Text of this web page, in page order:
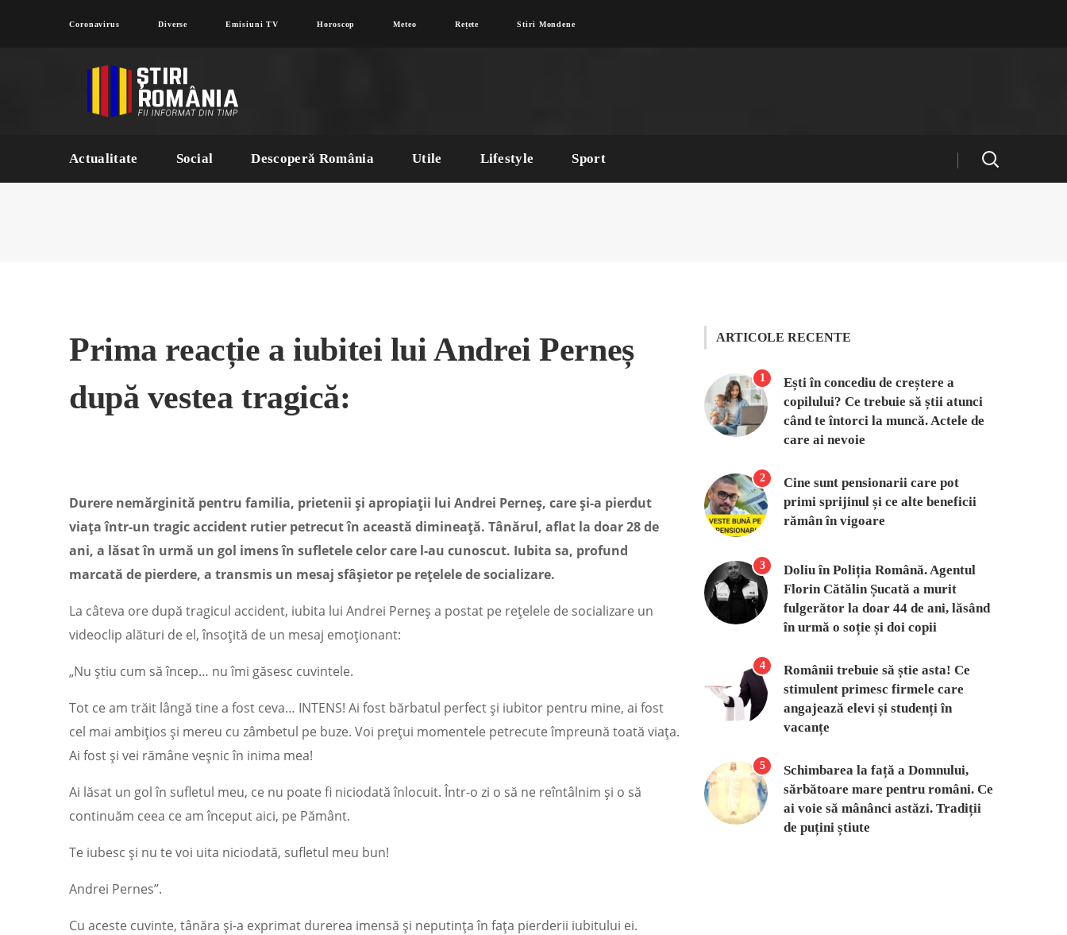
Coronavirus Diverse Emisiuni TV Horoscop Meteo Rețete Stiri Mondene
Actualitate Social Descoperă România Utile Lifestyle Sport
Prima reacție a iubitei lui Andrei Perneș
după vestea tragică:
Durere nemărginită pentru familia, prietenii și apropiații lui Andrei Perneș, care și-a pierdut
viața într-un tragic accident rutier petrecut în această dimineață. Tânărul, aflat la doar 28 de
ani, a lăsat în urmă un gol imens în sufletele celor care l-au cunoscut. Iubita sa, profund
marcată de pierdere, a transmis un mesaj sfâșietor pe rețelele de socializare.
La câteva ore după tragicul accident, iubita lui Andrei Perneș a postat pe rețelele de socializare un
videoclip alături de el, însoțită de un mesaj emoționant:
„Nu știu cum să încep… nu îmi găsesc cuvintele.
Tot ce am trăit lângă tine a fost ceva… INTENS! Ai fost bărbatul perfect și iubitor pentru mine, ai fost
cel mai ambițios și mereu cu zâmbetul pe buze. Voi prețui momentele petrecute împreună toată viața.
Ai fost și vei rămâne veșnic în inima mea!
Ai lăsat un gol în sufletul meu, ce nu poate fi niciodată înlocuit. Într-o zi o să ne reîntâlnim și o să
continuăm ceea ce am început aici, pe Pământ.
Te iubesc și nu te voi uita niciodată, sufletul meu bun!
Andrei Pernes”.
Cu aceste cuvinte, tânăra și-a exprimat durerea imensă și neputința în fața pierderii iubitului ei.
ARTICOLE RECENTE
1
Ești în concediu de creștere a
copilului? Ce trebuie să știi atunci
când te întorci la muncă. Actele de
care ai nevoie
2
Cine sunt pensionarii care pot
primi sprijinul și ce alte beneficii
rămân în vigoare
3
Doliu în Poliția Română. Agentul
Florin Cătălin Șucată a murit
fulgerător la doar 44 de ani, lăsând
în urmă o soție și doi copii
4
Românii trebuie să știe asta! Ce
stimulent primesc firmele care
angajează elevi și studenți în
vacanțe
5
Schimbarea la față a Domnului,
sărbătoare mare pentru români. Ce
ai voie să mânânci astăzi. Tradiții
de puțini știute